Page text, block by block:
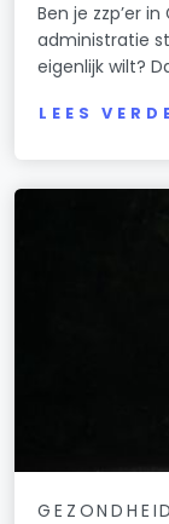
Ben je zzp’er
administratie
eigenlijk wilt?
LEES